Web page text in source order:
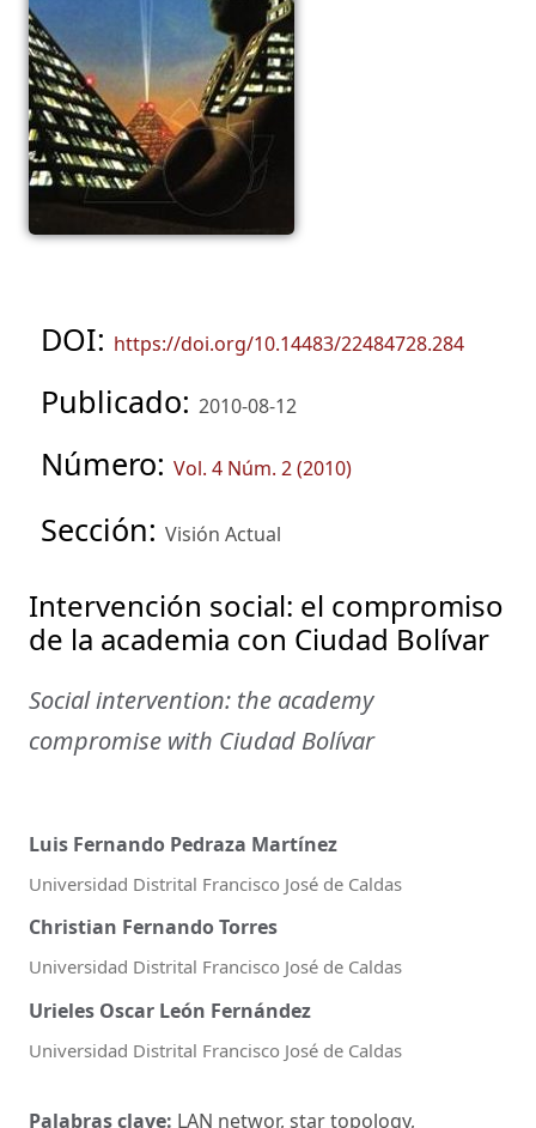
DOI: https://doi.org/10.14483/22484728.284
Publicado: 2010-08-12
Número: Vol. 4 Núm. 2 (2010)
Sección: Visión Actual
Intervención social: el compromiso
de la academia con Ciudad Bolívar
Social intervention: the academy
compromise with Ciudad Bolívar
Luis Fernando Pedraza Martínez
Universidad Distrital Francisco José de Caldas
Christian Fernando Torres
Universidad Distrital Francisco José de Caldas
Urieles Oscar León Fernández
Universidad Distrital Francisco José de Caldas
Palabras clave: LAN networ, star topology,